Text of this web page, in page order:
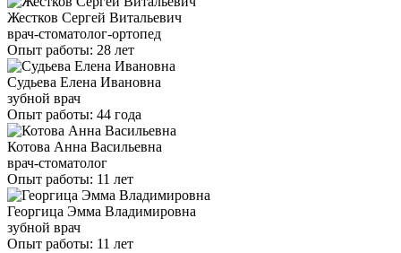
Жестков Сергей Витальевич
врач-стоматолог-ортопед
Опыт работы: 28 лет
Судьева Елена Ивановна
зубной врач
Опыт работы: 44 года
Котова Анна Васильевна
врач-стоматолог
Опыт работы: 11 лет
Георгица Эмма Владимировна
зубной врач
Опыт работы: 11 лет